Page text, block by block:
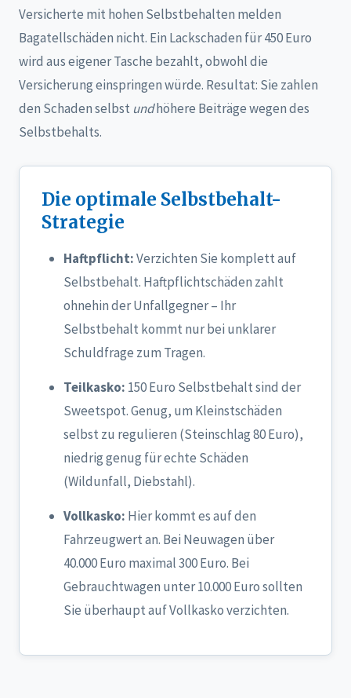
Versicherte mit hohen Selbstbehalten melden
Bagatellschäden nicht. Ein Lackschaden für 450 Euro
wird aus eigener Tasche bezahlt, obwohl die
Versicherung einspringen würde. Resultat: Sie zahlen
den Schaden selbst undhöhere Beiträge wegen des
Selbstbehalts.
Die optimale Selbstbehalt-
Strategie
Haftpflicht:Verzichten Sie komplett auf
Selbstbehalt. Haftpflichtschäden zahlt
ohnehin der Unfallgegner – Ihr
Selbstbehalt kommt nur bei unklarer
Schuldfrage zum Tragen.
Teilkasko: 150 Euro Selbstbehalt sind der
Sweetspot. Genug, um Kleinstschäden
selbst zu regulieren (Steinschlag 80 Euro),
niedrig genug für echte Schäden
(Wildunfall, Diebstahl).
Vollkasko: Hier kommt es auf den
Fahrzeugwert an. Bei Neuwagen über
40.000 Euro maximal 300 Euro. Bei
Gebrauchtwagen unter 10.000 Euro sollten
Sie überhaupt auf Vollkasko verzichten.